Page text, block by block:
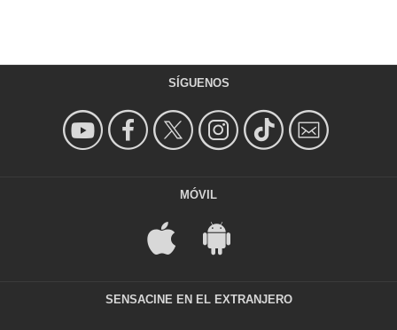
SÍGUENOS
MÓVIL
SENSACINE EN EL EXTRANJERO